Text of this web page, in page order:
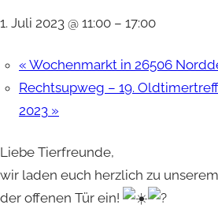
1. Juli 2023 @ 11:00 – 17:00
« Wochenmarkt in 26506
Rechtsupweg – 19.
2023 »
Liebe Tierfreunde,
wir laden euch herzlich zu
der offenen Tür ein!